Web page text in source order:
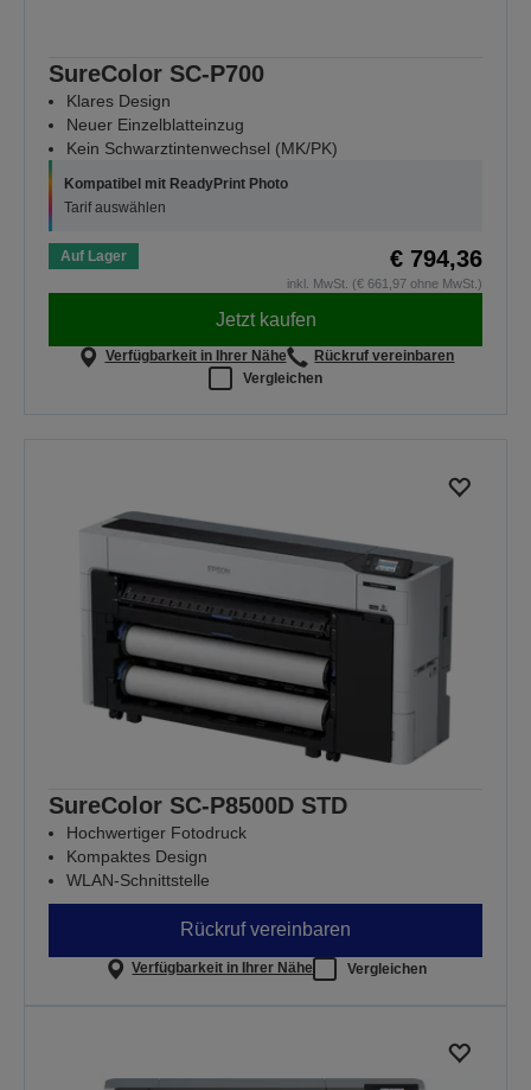
SureColor SC-P700
Klares Design
Neuer Einzelblatteinzug
Kein Schwarztintenwechsel (MK/PK)
Kompatibel mit ReadyPrint Photo
Tarif auswählen
Auf Lager € 794,36
inkl. MwSt. (€ 661,97 ohne MwSt.)
Jetzt kaufen
Verfügbarkeit in Ihrer Nähe
Rückruf vereinbaren
Vergleichen
SureColor SC-P8500D STD
Hochwertiger Fotodruck
Kompaktes Design
WLAN-Schnittstelle
Rückruf vereinbaren
Verfügbarkeit in Ihrer Nähe Vergleichen